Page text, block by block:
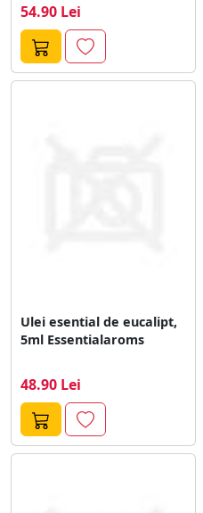
54.90 Lei
Ulei esential de eucalipt,
5ml Essentialaroms
48.90 Lei